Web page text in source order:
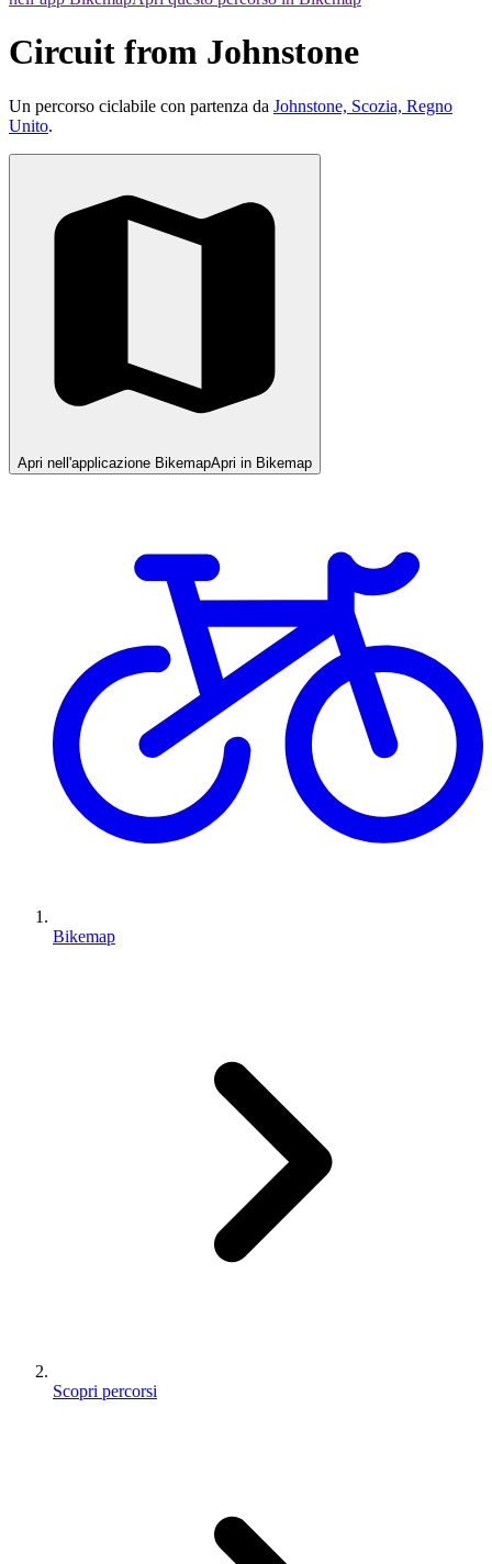
Circuit from Johnstone
Un percorso ciclabile con partenza da Johnstone, Scozia, Regno
Unito.
Apri nell'applicazione BikemapApri in Bikemap
Bikemap
Scopri percorsi